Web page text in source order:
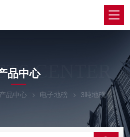
CENTER
品中心
产品中心 电子地磅 3吨地磅 长